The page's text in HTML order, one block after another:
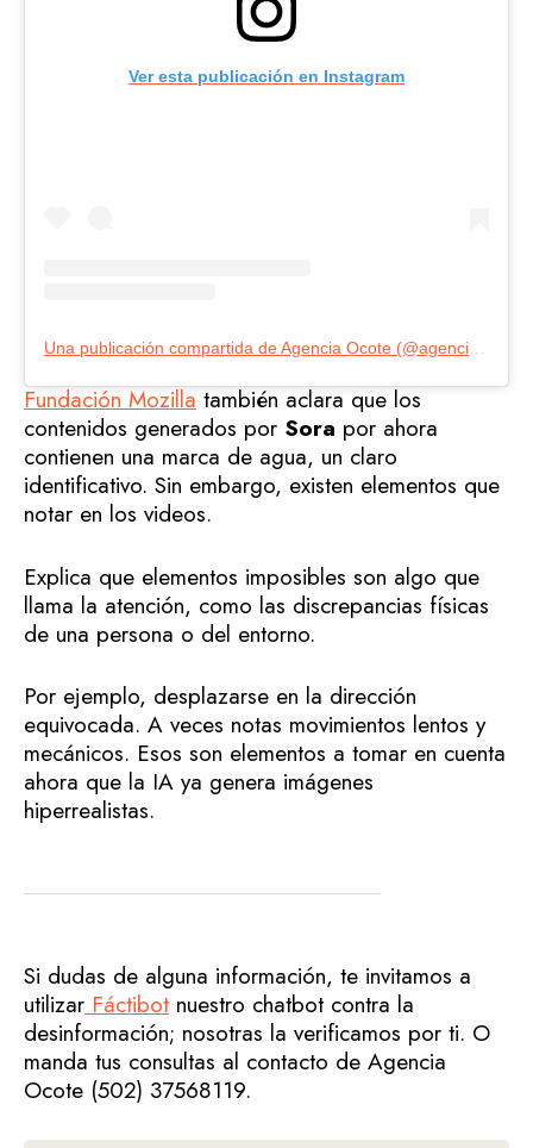
Ver esta publicación en Instagram
Fundación Mozilla también aclara que los
contenidos generados por Sora por ahora
contienen una marca de agua, un claro
identificativo. Sin embargo, existen elementos que
notar en los videos.
Explica que elementos imposibles son algo que
llama la atención, como las discrepancias físicas
de una persona o del entorno.
Por ejemplo, desplazarse en la dirección
equivocada. A veces notas movimientos lentos y
mecánicos. Esos son elementos a tomar en cuenta
ahora que la IA ya genera imágenes
hiperrealistas.
Si dudas de alguna información, te invitamos a
utilizar Fáctibot nuestro chatbot contra la
desinformación; nosotras la verificamos por ti. O
manda tus consultas al contacto de Agencia
Ocote (502) 37568119.